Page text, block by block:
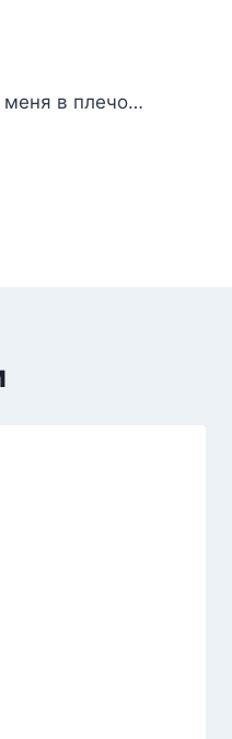
меня в плечо…